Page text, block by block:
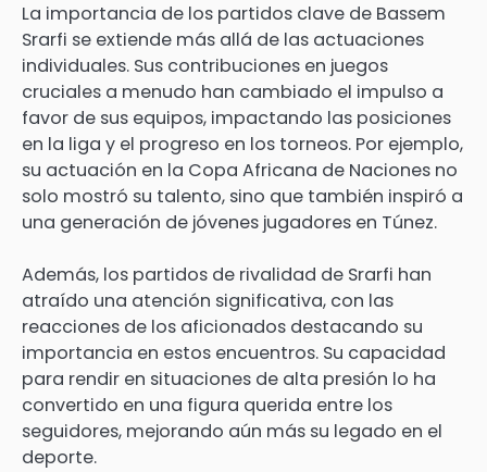
La importancia de los partidos clave de Bassem
Srarfi se extiende más allá de las actuaciones
individuales. Sus contribuciones en juegos
cruciales a menudo han cambiado el impulso a
favor de sus equipos, impactando las posiciones
en la liga y el progreso en los torneos. Por ejemplo,
su actuación en la Copa Africana de Naciones no
solo mostró su talento, sino que también inspiró a
una generación de jóvenes jugadores en Túnez.
Además, los partidos de rivalidad de Srarfi han
atraído una atención significativa, con las
reacciones de los aficionados destacando su
importancia en estos encuentros. Su capacidad
para rendir en situaciones de alta presión lo ha
convertido en una figura querida entre los
seguidores, mejorando aún más su legado en el
deporte.